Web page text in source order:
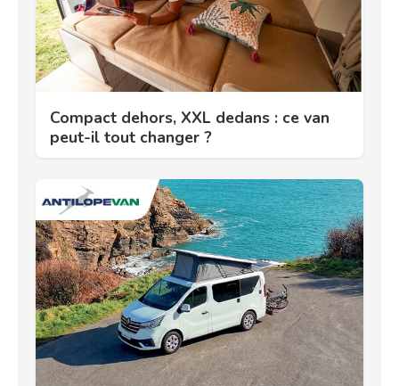
Compact dehors, XXL dedans : ce van
peut-il tout changer ?